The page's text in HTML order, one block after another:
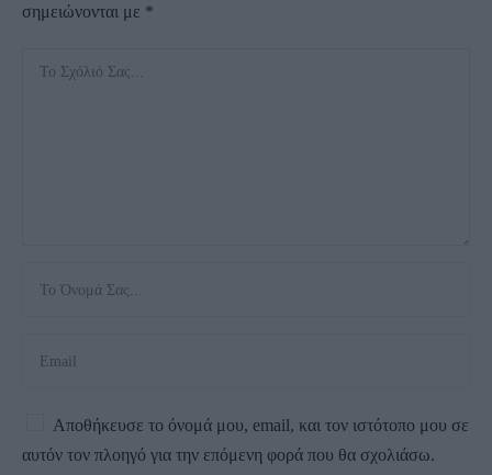
σημειώνονται με *
Αποθήκευσε το όνομά μου, email, και τον ιστότοπο μου σε
αυτόν τον πλοηγό για την επόμενη φορά που θα σχολιάσω.